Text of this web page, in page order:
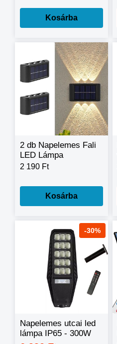
akkumulátoros KF-
Kosárba
2 db Napelemes Fali
LED Lámpa
Fényérzékelővel,
2 190 Ft
Kosárba
-30%
Napelemes utcai led
lámpa IP65 - 300W